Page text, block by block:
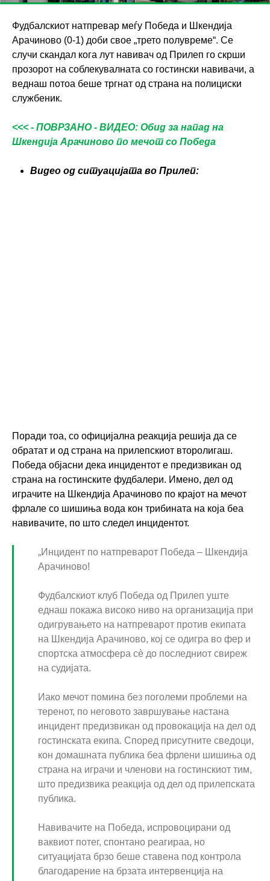
Фудбалскиот натпревар меѓу Победа и Шкендија
Арачиново (0-1) доби свое „трето полувреме“. Се
случи скандал кога лут навивач од Прилеп го скрши
прозорот на соблекувалната со гостински навивачи, а
веднаш потоа беше тргнат од страна на полициски
службеник.
<<< - ПОВРЗАНО - ВИДЕО: Обид за напад на
Шкендија Арачиново по мечот со Победа
Видео од ситуацијата во Прилеп:
Поради тоа, со официјална реакција решија да се
обратат и од страна на прилепскиот второлигаш.
Победа објасни дека инцидентот е предизвикан од
страна на гостинските фудбалери. Имено, дел од
играчите на Шкендија Арачиново по крајот на мечот
фрлале со шишиња вода кон трибината на која беа
навивачите, по што следел инцидентот.
„Инцидент по натпреварот Победа – Шкендија
Арачиново!
Фудбалскиот клуб Победа од Прилеп уште
еднаш покажа високо ниво на организација при
одигрувањето на натпреварот против екипата
на Шкендија Арачиново, кој се одигра во фер и
спортска атмосфера сè до последниот свиреж
на судијата.
Иако мечот помина без поголеми проблеми на
теренот, по неговото завршување настана
инцидент предизвикан од провокација на дел од
гостинската екипа. Според присутните сведоци,
кон домашната публика беа фрлени шишиња од
страна на играчи и членови на гостинскиот тим,
што предизвика реакција од дел од прилепската
публика.
Навивачите на Победа, испровоцирани од
ваквиот потег, спонтано реагираа, но
ситуацијата брзо беше ставена под контрола
благодарение на брзата интервенција на